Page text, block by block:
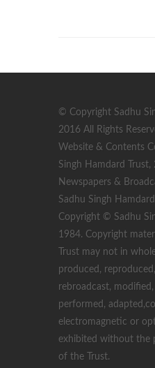
© Copyright Sadhu
2016 All Rights
Website & Contents
Singh Hamdard
Newspapers &
Sadhu Singh
Copyright © Sadhu
1984. Copyright
Trust may not in
produced,
rebroadcast,
performed,
electromagnetic or
exhibited without the
of the Trust.